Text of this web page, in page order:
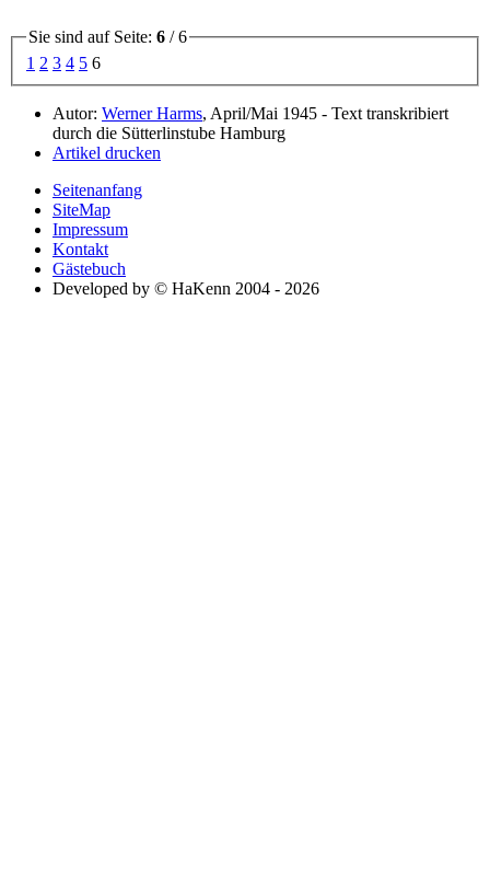
Sie sind auf Seite: 6 / 6
1 2 3 4 5 6
Autor: Werner Harms, April/Mai 1945 - Text transkribiert
durch die Sütterlinstube Hamburg
Artikel drucken
Seitenanfang
SiteMap
Impressum
Kontakt
Gästebuch
Developed by © HaKenn 2004 - 2026